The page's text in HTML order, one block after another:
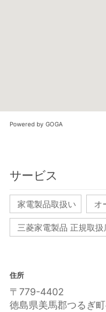
Powered by GOGA
サービス
家電製品取扱い オ
三菱家電製品 正規取扱
住所
〒779-4402
徳島県美馬郡つるぎ